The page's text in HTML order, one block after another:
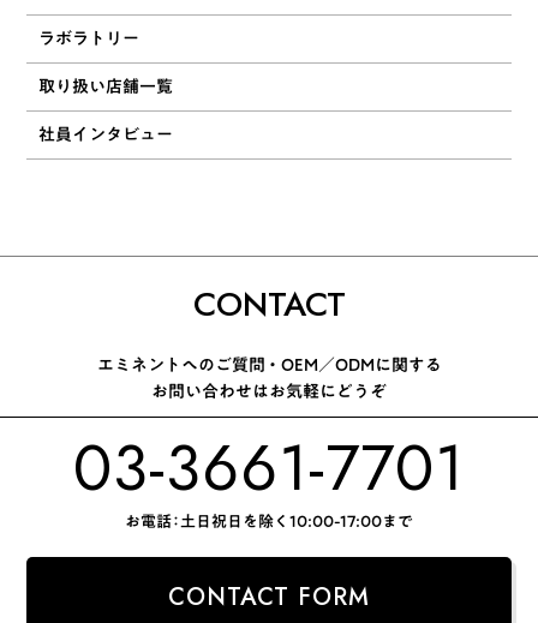
ラボラトリー
取り扱い店舗一覧
社員インタビュー
CONTACT
エミネントへのご質問 ・ OEM／ODMに関する
お問い合わせはお気軽にどうぞ
03-3661-7701
お電話：土日祝日を除く10:00-17:00まで
CONTACT FORM